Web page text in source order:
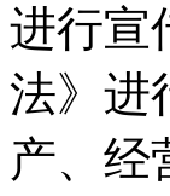
进行宣
法》进
产、经